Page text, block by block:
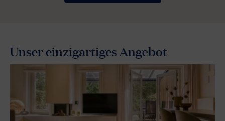
Unser einzigartiges Angebot